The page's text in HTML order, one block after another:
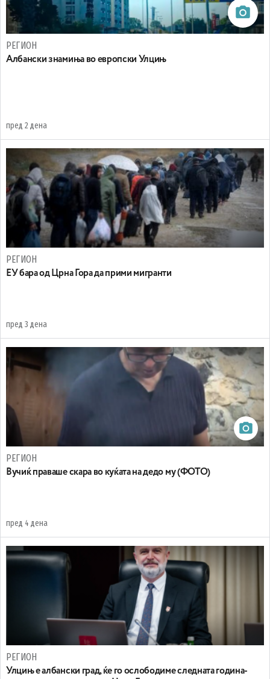
РЕГИОН
Aлбански знамиња во европски Улцињ
пред 2 дена
РЕГИОН
EУ бара од Црна Гора да прими мигранти
пред 3 дена
РЕГИОН
Вучиќ праваше скара во куќата на дедо му (ФОТО)
пред 4 дена
РЕГИОН
Улцињ е албански град, ќе го ослободиме следната година-